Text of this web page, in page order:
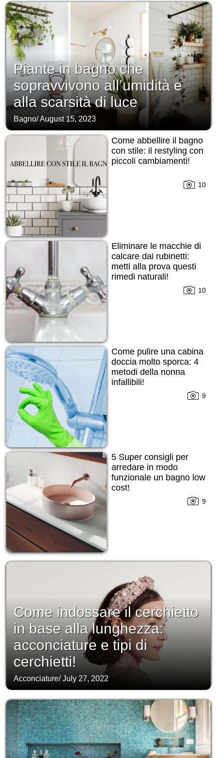
Piante in bagno che
sopravvivono all’umidità e
alla scarsità di luce
Bagno/August 15, 2023
Come abbellire il bagno
con stile: il restyling con
piccoli cambiamenti!
10
Eliminare le macchie di
calcare dai rubinetti:
metti alla prova questi
rimedi naturali!
10
Come pulire una cabina
doccia molto sporca: 4
metodi della nonna
infallibili!
9
5 Super consigli per
arredare in modo
funzionale un bagno low
cost!
9
Come indossare il cerchietto
in base alla lunghezza:
acconciature e tipi di
cerchietti!
Acconciature/July 27, 2022